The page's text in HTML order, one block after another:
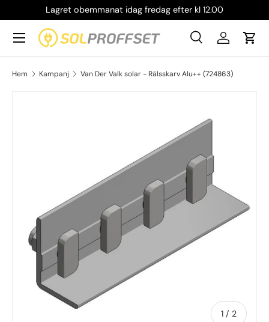
Hoppa till innehållet
Lagret obemmanat idag fredag efter kl 12.00
Sök
Produkttyp
Sök Logga in
Meny
Hem Kampanj Van Der Valk solar - Rälsskarv Alu++ (724863)
1 / av
2